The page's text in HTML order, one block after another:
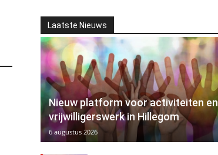
Laatste Nieuws
Nieuw platform voor activiteiten en
vrijwilligerswerk in Hillegom
6 augustus 2026